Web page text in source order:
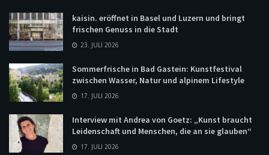
kaisin. eröffnet in Basel und Luzern und bringt
frischen Genuss in die Stadt
23. JULI 2026
Sommerfrische in Bad Gastein: Kunstfestival
zwischen Wasser, Natur und alpinem Lifestyle
17. JULI 2026
Interview mit Andrea von Goetz: „Kunst braucht
Leidenschaft und Menschen, die an sie glauben“
17. JULI 2026